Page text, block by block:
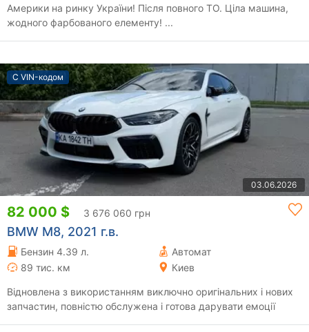
Америки на ринку України! Після повного ТО. Ціла машина,
жодного фарбованого елементу! ...
С VIN-кодом
03.06.2026
82 000 $ 3 676 060 грн
BMW M8, 2021 г.в.
Бензин 4.39 л.
Автомат
89 тис. км
Киев
Відновлена з використанням виключно оригінальних і нових
запчастин, повністю обслужена і готова дарувати емоції